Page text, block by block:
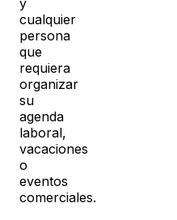
y
cualquier
persona
que
requiera
organizar
su
agenda
laboral,
vacaciones
o
eventos
comerciales.